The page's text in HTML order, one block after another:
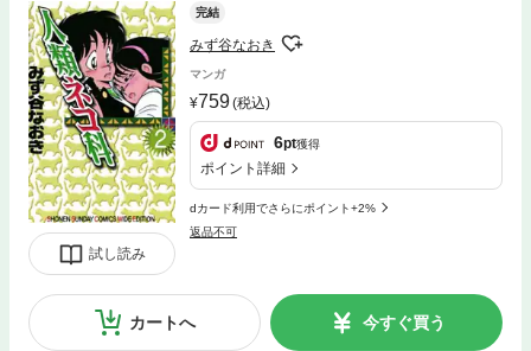
試し読み
完結
みず谷なおき
マンガ
759(税込)
6pt獲得
ポイント詳細
dカード利用でさらにポイント+2%
返品不可
カートへ 今すぐ買う